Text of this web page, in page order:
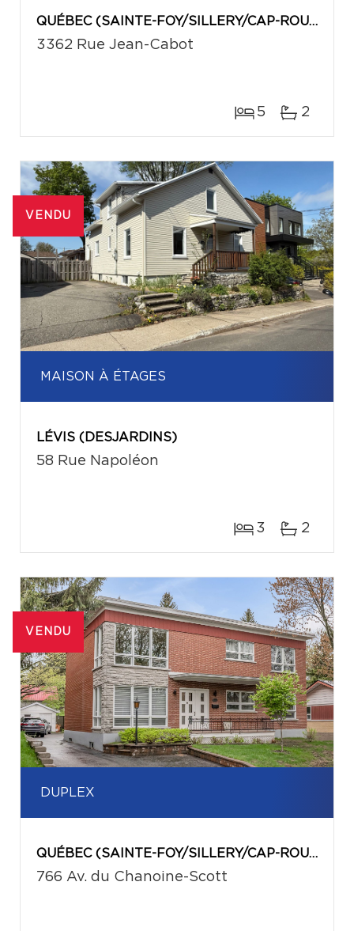
QUÉBEC (SAINTE-FOY/SILLERY/CAP-ROUGE)
3362 Rue Jean-Cabot
5 2
VENDU
MAISON À ÉTAGES
LÉVIS (DESJARDINS)
58 Rue Napoléon
3 2
VENDU
DUPLEX
QUÉBEC (SAINTE-FOY/SILLERY/CAP-ROUGE)
766 Av. du Chanoine-Scott